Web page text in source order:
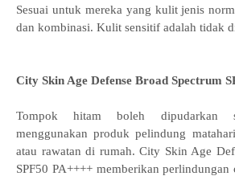
Sesuai untuk mereka yang kulit jenis
dan kombinasi. Kulit sensitif adalah tidak
City Skin Age Defense Broad Spectrum
Tompok hitam boleh dipudarkan
menggunakan produk pelindung
atau rawatan di rumah. City Skin Age
SPF50 PA++++ memberikan